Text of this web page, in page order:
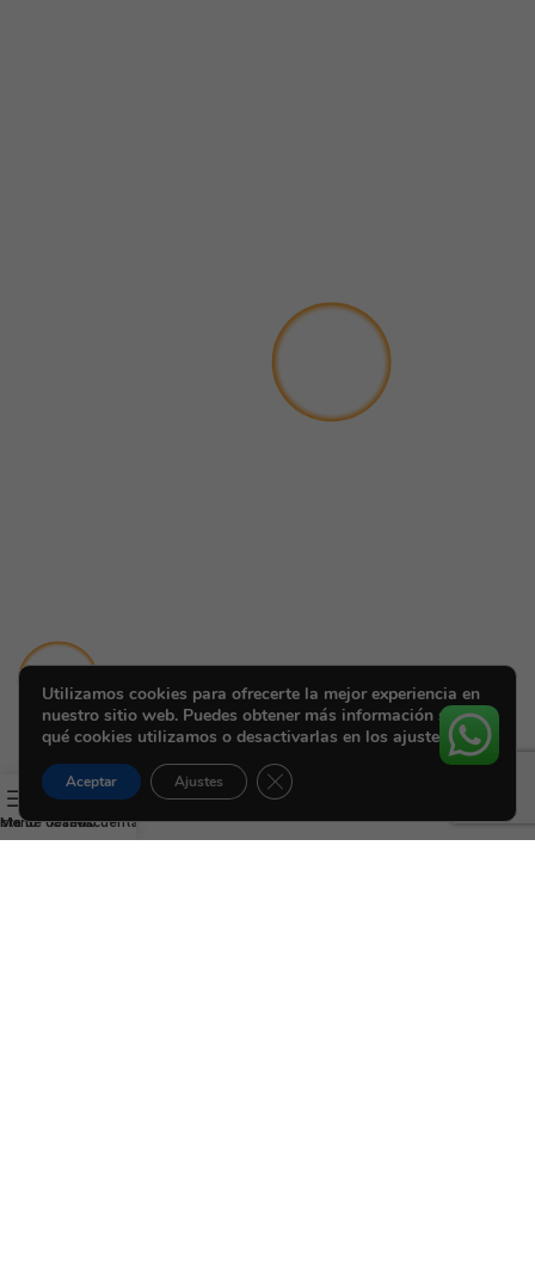
Menúde deseos
CarritoMi cuenta
Utilizamos cookies para ofrecerte la mejor experiencia en
nuestro sitio web. Puedes obtener más información sobre
qué cookies utilizamos o desactivarlas en los ajustes.
Aceptar Ajustes Cerrar el banner de cookies RGPD